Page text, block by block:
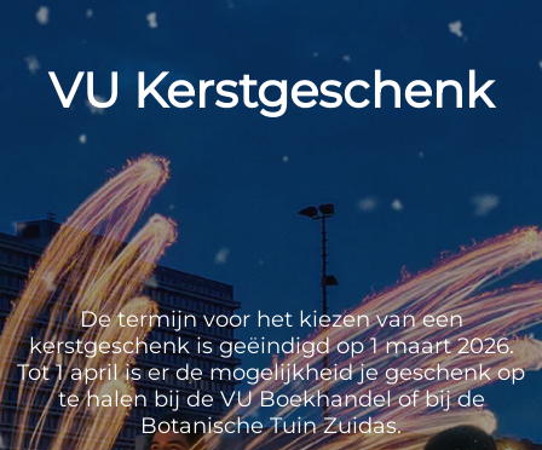
VU Kerstgeschenk
De termijn voor het kiezen van een
kerstgeschenk is geëindigd op 1 maart 2026.
Tot 1 april is er de mogelijkheid je geschenk op
te halen bij de VU Boekhandel of bij de
Botanische Tuin Zuidas.